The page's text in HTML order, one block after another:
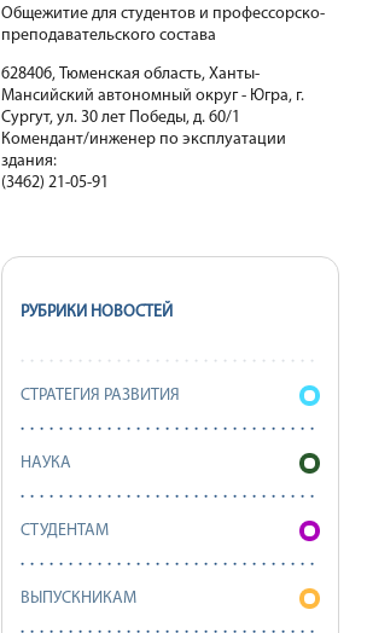
Общежитие для студентов и профессорско-
преподавательского состава
628406, Тюменская область, Ханты-
Мансийский автономный округ - Югра, г.
Сургут, ул. 30 лет Победы, д. 60/1
Комендант/инженер по эксплуатации
здания:
(3462) 21-05-91
РУБРИКИ НОВОСТЕЙ
СТРАТЕГИЯ РАЗВИТИЯ
НАУКА
СТУДЕНТАМ
ВЫПУСКНИКАМ